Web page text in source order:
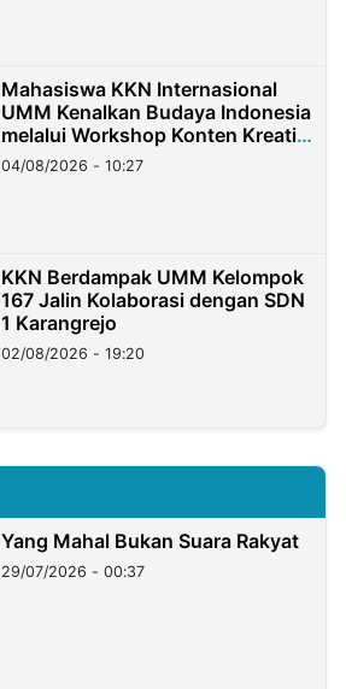
Mahasiswa KKN Internasional
UMM Kenalkan Budaya Indonesia
melalui Workshop Konten Kreatif
di Taiwan
04/08/2026 - 10:27
KKN Berdampak UMM Kelompok
167 Jalin Kolaborasi dengan SDN
1 Karangrejo
02/08/2026 - 19:20
Yang Mahal Bukan Suara Rakyat
29/07/2026 - 00:37